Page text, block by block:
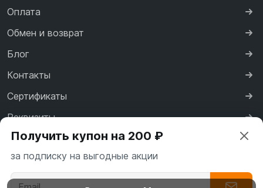
Оплата
Обмен и возврат
Блог
Контакты
Сертификаты
Реквизиты
Договор оферты
Политика конфиденциальности
Получить купон на 200 ₽
за подписку на выгодные акции